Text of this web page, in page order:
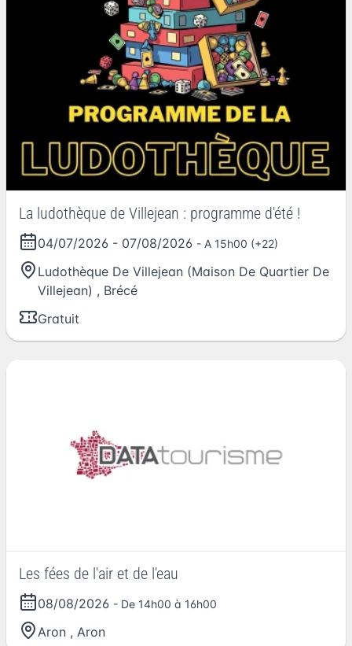
La ludothèque de Villejean : programme d'été !
04/07/2026 - 07/08/2026 - A 15h00 (+22)
Ludothèque De Villejean (Maison De Quartier De
Villejean) , Brécé
Gratuit
Les fées de l'air et de l'eau
08/08/2026 - De 14h00 à 16h00
Aron , Aron